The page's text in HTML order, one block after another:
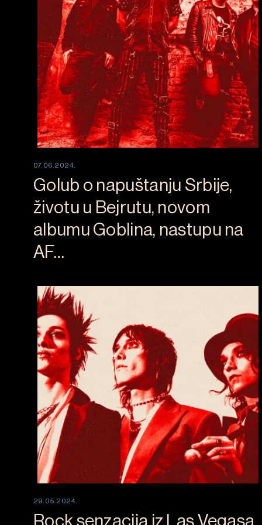
07.06.2024.
Golub o napuštanju Srbije,
životu u Bejrutu, novom
albumu Goblina, nastupu na
AF…
29.05.2024.
Rock senzacija iz Las Vegasa